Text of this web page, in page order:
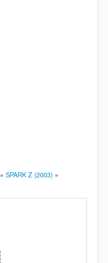
» SPARK Z (2003) »